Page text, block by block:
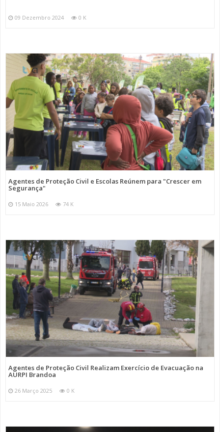
09 Dezembro 2024 0 K
Agentes de Proteção Civil e Escolas Reúnem para "Crescer em
Segurança"
15 Maio 2026 74 K
Agentes de Proteção Civil Realizam Exercício de Evacuação na
AURPI Brandoa
26 Março 2025 0 K